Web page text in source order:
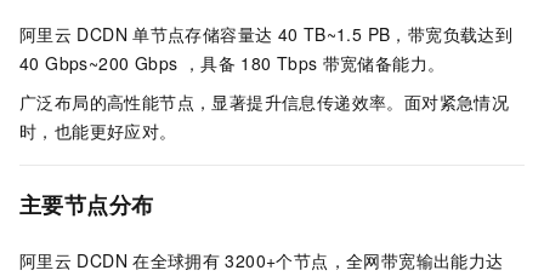
阿里云 DCDN 单节点存储容量达 40 TB~1.5 PB，带宽负载达到
40 Gbps~200 Gbps ，具备 180 Tbps 带宽储备能力。
广泛布局的高性能节点，显著提升信息传递效率。面对紧急情况
时，也能更好应对。
主要节点分布
阿里云 DCDN 在全球拥有 3200+个节点，全网带宽输出能力达